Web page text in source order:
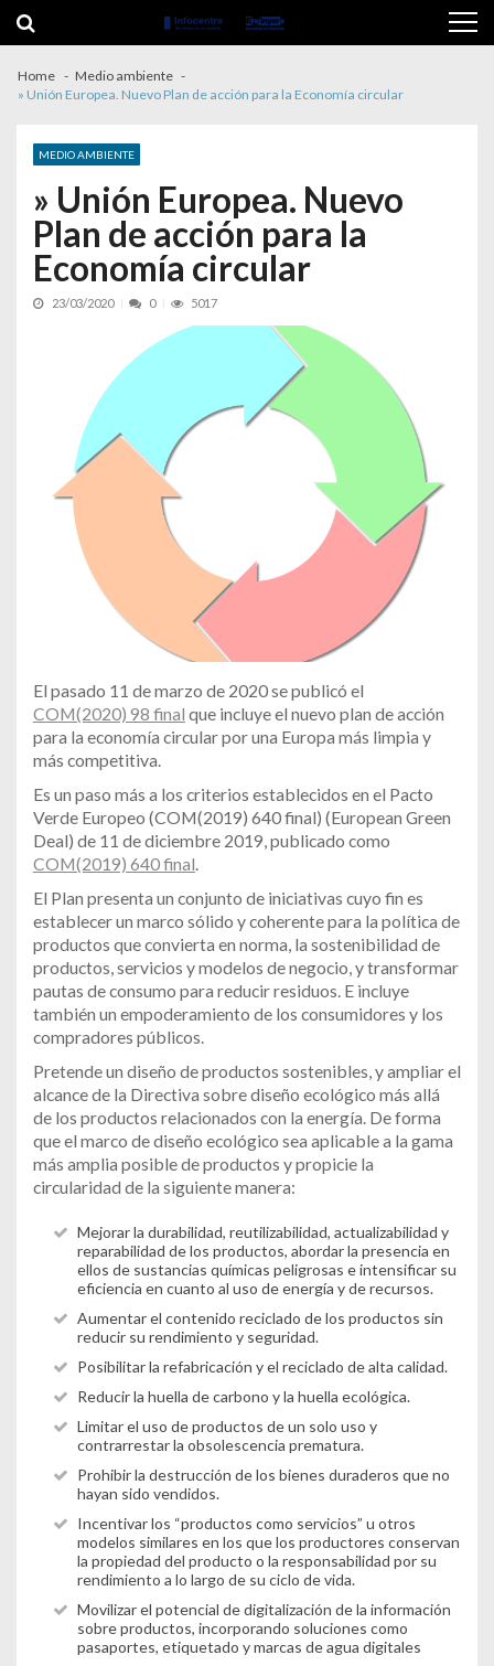
Home
Medio ambiente
» Unión Europea. Nuevo Plan de acción para la Economía circular
MEDIO AMBIENTE
» Unión Europea. Nuevo
Plan de acción para la
Economía circular
23/03/2020 0 5017
El pasado 11 de marzo de 2020 se publicó el
COM(2020) 98 final que incluye el nuevo plan de acción
para la economía circular por una Europa más limpia y
más competitiva.
Es un paso más a los criterios establecidos en el Pacto
Verde Europeo (COM(2019) 640 final) (European Green
Deal) de 11 de diciembre 2019, publicado como
COM(2019) 640 final.
El Plan presenta un conjunto de iniciativas cuyo fin es
establecer un marco sólido y coherente para la política de
productos que convierta en norma, la sostenibilidad de
productos, servicios y modelos de negocio, y transformar
pautas de consumo para reducir residuos. E incluye
también un empoderamiento de los consumidores y los
compradores públicos.
Pretende un diseño de productos sostenibles, y ampliar el
alcance de la Directiva sobre diseño ecológico más allá
de los productos relacionados con la energía. De forma
que el marco de diseño ecológico sea aplicable a la gama
más amplia posible de productos y propicie la
circularidad de la siguiente manera:
Mejorar la durabilidad, reutilizabilidad, actualizabilidad y
reparabilidad de los productos, abordar la presencia en
ellos de sustancias químicas peligrosas e intensificar su
eficiencia en cuanto al uso de energía y de recursos.
Aumentar el contenido reciclado de los productos sin
reducir su rendimiento y seguridad.
Posibilitar la refabricación y el reciclado de alta calidad.
Reducir la huella de carbono y la huella ecológica.
Limitar el uso de productos de un solo uso y
contrarrestar la obsolescencia prematura.
Prohibir la destrucción de los bienes duraderos que no
hayan sido vendidos.
Incentivar los “productos como servicios” u otros
modelos similares en los que los productores conservan
la propiedad del producto o la responsabilidad por su
rendimiento a lo largo de su ciclo de vida.
Movilizar el potencial de digitalización de la información
sobre productos, incorporando soluciones como
pasaportes, etiquetado y marcas de agua digitales